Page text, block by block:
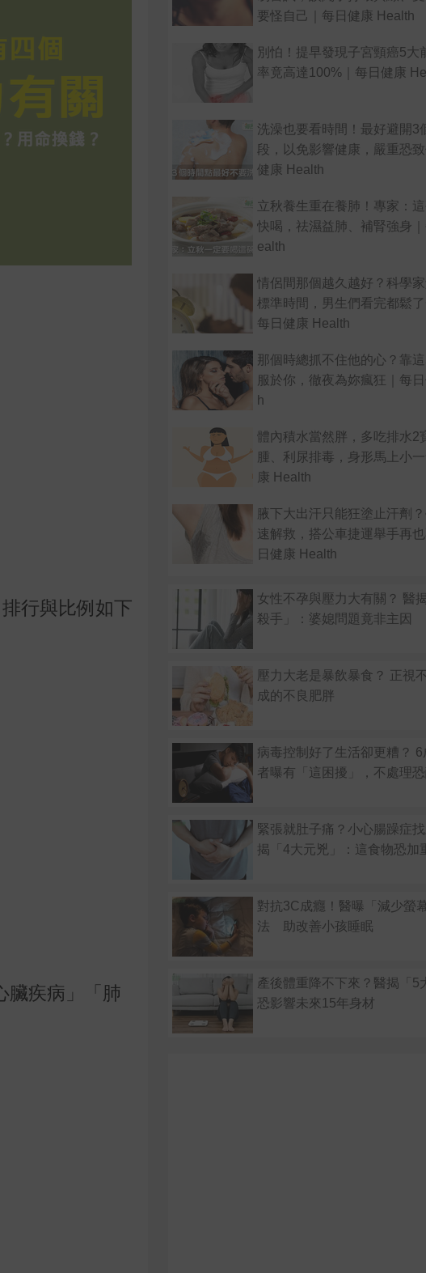
行與比例如下
臟疾病」「肺
要怪自己｜每日健康 Health
別怕！提早發現子宮頸癌5大
率竟高達100%｜每日健康
洗澡也要看時間！最好避開3
段，以免影響健康，嚴重恐
健康 Health
立秋養生重在養肺！專家：
快喝，祛濕益肺、補腎強身
ealth
情侶間那個越久越好？科學
標準時間，男生們看完都鬆
每日健康 Health
那個時總抓不住他的心？靠
服於你，徹夜為妳瘋狂｜每
h
體內積水當然胖，多吃排水2
腫、利尿排毒，身形馬上小
康 Health
腋下大出汗只能狂塗止汗劑
速解救，搭公車捷運舉手再
日健康 Health
女性不孕與壓力大有關？ 醫
殺手」：婆媳問題竟非主因
壓力大老是暴飲暴食？ 正視
成的不良肥胖
病毒控制好了生活卻更糟？
者曝有「這困擾」，不處理
緊張就肚子痛？小心腸躁症
揭「4大元兇」：這食物恐加
對抗3C成癮！醫曝「減少螢
法 助改善小孩睡眠
產後體重降不下來？醫揭「
恐影響未來15年身材